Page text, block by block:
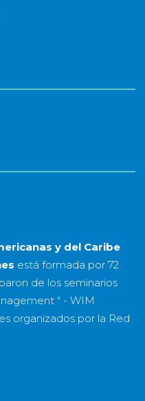
y del Caribe
está formada por 72
de los seminarios
" - WIM
organizados por la Red